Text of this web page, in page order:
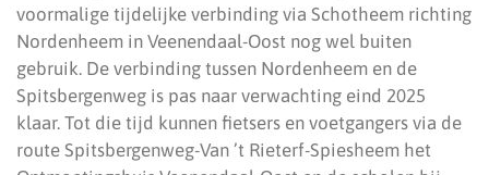
voormalige tijdelijke verbinding via Schotheem richting
Nordenheem in Veenendaal-Oost nog wel buiten
gebruik. De verbinding tussen Nordenheem en de
Spitsbergenweg is pas naar verwachting eind 2025
klaar. Tot die tijd kunnen fietsers en voetgangers via de
route Spitsbergenweg-Van ’t Rieterf-Spiesheem het